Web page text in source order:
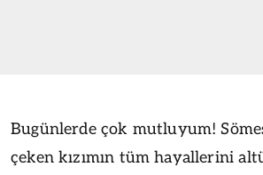
Bugünlerde çok mutluyum!
çeken kızımın tüm hayallerini